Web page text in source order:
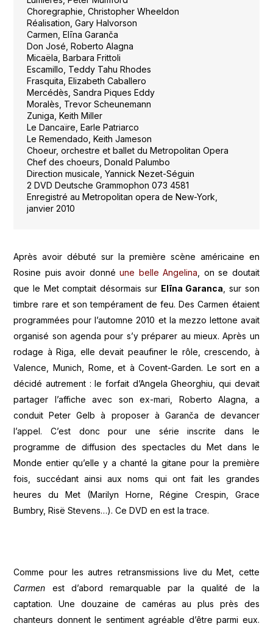
Choregraphie, Christopher Wheeldon
Réalisation, Gary Halvorson
Carmen, Elīna Garanča
Don José, Roberto Alagna
Micaëla, Barbara Frittoli
Escamillo, Teddy Tahu Rhodes
Frasquita, Elizabeth Caballero
Mercédès, Sandra Piques Eddy
Moralès, Trevor Scheunemann
Zuniga, Keith Miller
Le Dancaïre, Earle Patriarco
Le Remendado, Keith Jameson
Choeur, orchestre et ballet du Metropolitan Opera
Chef des choeurs, Donald Palumbo
Direction musicale, Yannick Nezet-Séguin
2 DVD Deutsche Grammophon 073 4581
Enregistré au Metropolitan opera de New-York,
janvier 2010
Après avoir débuté sur la première scène américaine en
Rosine puis avoir donnéune belle Angelina, on se doutait
que le Met comptait désormais sur Elīna Garanca, sur son
timbre rare et son tempérament de feu. Des Carmen étaient
programmées pour l’automne 2010 et la mezzo lettone avait
organisé son agenda pour s’y préparer au mieux. Après un
rodage à Riga, elle devait peaufiner le rôle, crescendo, à
Valence, Munich, Rome, et à Covent-Garden. Le sort en a
décidé autrement : le forfait d’Angela Gheorghiu, qui devait
partager l’affiche avec son ex-mari, Roberto Alagna, a
conduit Peter Gelb à proposer à Garanča de devancer
l’appel. C’est donc pour une série inscrite dans le
programme de diffusion des spectacles du Met dans le
Monde entier qu’elle y a chanté la gitane pour la première
fois, succédant ainsi aux noms qui ont fait les grandes
heures du Met (Marilyn Horne, Régine Crespin, Grace
Bumbry, Risë Stevens…). Ce DVD en est la trace.
Comme pour les autres retransmissions live du Met, cette
Carmen est d’abord remarquable par la qualité de la
captation. Une douzaine de caméras au plus près des
chanteurs donnent le sentiment agréable d’être parmi eux.